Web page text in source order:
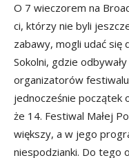
O 7 wieczorem na
ci, którzy nie byli
zabawy, mogli udać się
Sokolni, gdzie
organizatorów
jednocześnie początek
że 14. Festiwal Małej
większy, a w jego
niespodzianki. Do tego